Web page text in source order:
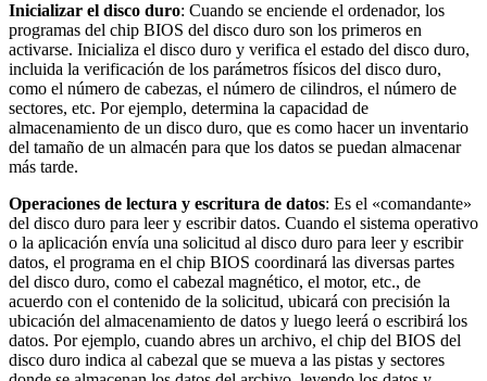
Inicializar el disco duro: Cuando se enciende el ordenador, los
programas del chip BIOS del disco duro son los primeros en
activarse. Inicializa el disco duro y verifica el estado del disco duro,
incluida la verificación de los parámetros físicos del disco duro,
como el número de cabezas, el número de cilindros, el número de
sectores, etc. Por ejemplo, determina la capacidad de
almacenamiento de un disco duro, que es como hacer un inventario
del tamaño de un almacén para que los datos se puedan almacenar
más tarde.
Operaciones de lectura y escritura de datos: Es el «comandante»
del disco duro para leer y escribir datos. Cuando el sistema operativo
o la aplicación envía una solicitud al disco duro para leer y escribir
datos, el programa en el chip BIOS coordinará las diversas partes
del disco duro, como el cabezal magnético, el motor, etc., de
acuerdo con el contenido de la solicitud, ubicará con precisión la
ubicación del almacenamiento de datos y luego leerá o escribirá los
datos. Por ejemplo, cuando abres un archivo, el chip del BIOS del
disco duro indica al cabezal que se mueva a las pistas y sectores